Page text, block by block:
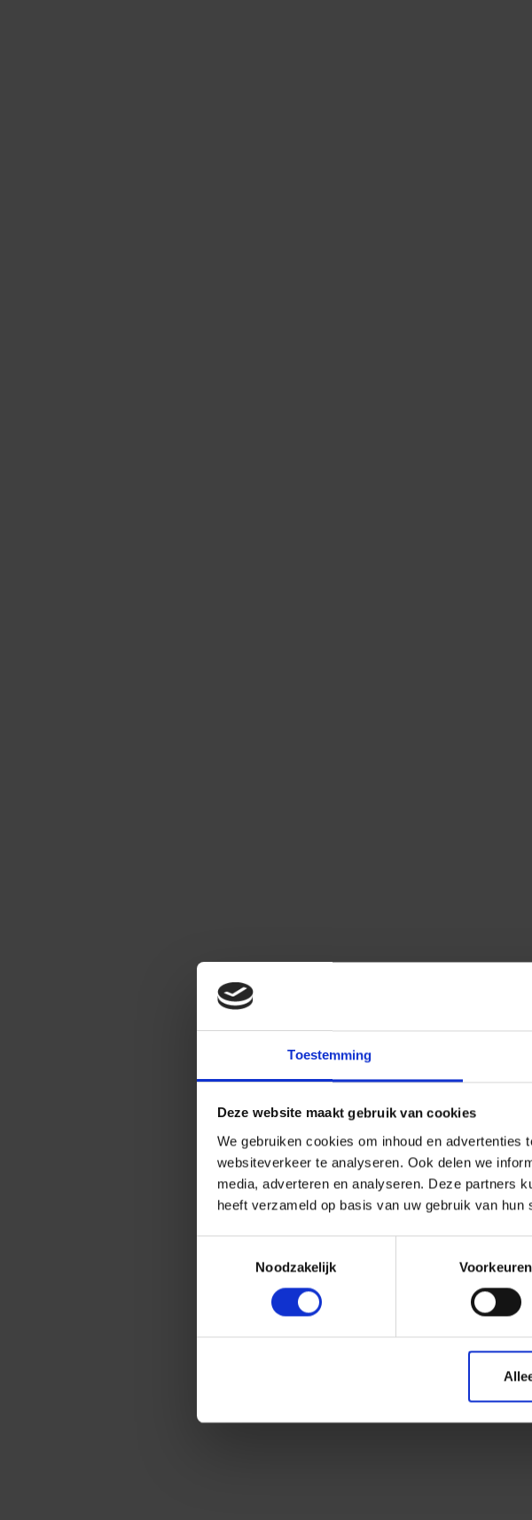
Toestemming
Deze website maakt gebruik van cookies
We gebruiken cookies om inhoud en
websiteverkeer te analyseren. Ook delen we
media, adverteren en analyseren. Deze partners
heeft verzameld op basis van uw gebruik van hun
Noodzakelijk
Voorkeuren